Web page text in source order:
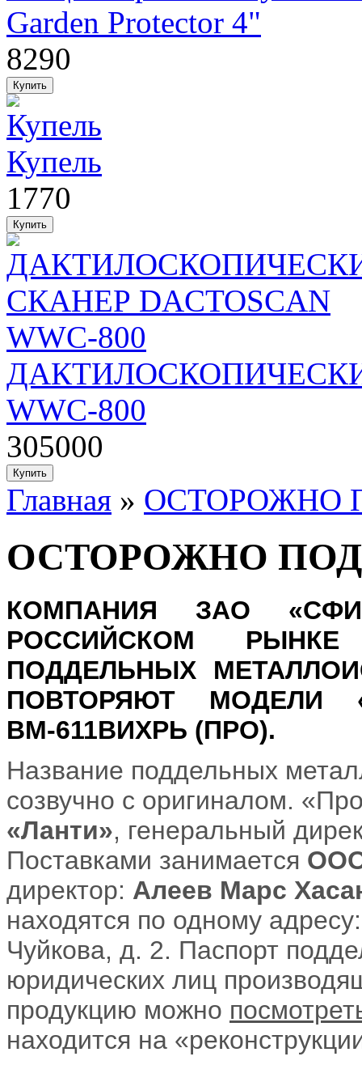
Garden Protector 4"
8290
Купель
1770
WWC-800
305000
Главная » ОСТОРОЖНО
ОСТОРОЖНО
КОМПАНИЯ ЗАО
РОССИЙСКОМ РЫНКЕ
ПОДДЕЛЬНЫХ
ПОВТОРЯЮТ МОДЕЛИ
ВМ-611ВИХРЬ (ПРО).
Название поддельных
созвучно с оригиналом.
«Ланти», генеральный
Поставками занимается
директор: Алеев Марс
находятся по одному
Чуйкова, д. 2. Паспорт
юридических лиц
продукцию можно
находится на